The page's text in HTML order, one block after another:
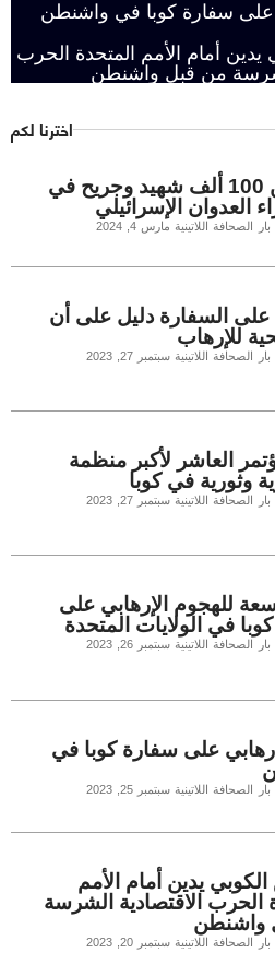
سفارة كوبا في واشنطن
يدين أمام الأمم المتحدة الحرب
من قبل واشنطن
اخترنا لكم
أكثر من 100 ألف شهيد وجريح في
العدوان الإسرائيلي
الصحافة اللاتينية مارس 4, 2024
على السفارة دليل على أن
للإرهاب
الصحافة اللاتينية سبتمبر 27, 2023
العاشر لأكبر منظمة
وثورية في كوبا
الصحافة اللاتينية سبتمبر 27, 2023
للهجوم الإرهابي على
في الولايات المتحدة
بار الصحافة اللاتينية سبتمبر 26, 2023
على سفارة كوبا في
الصحافة اللاتينية سبتمبر 25, 2023
الكوبي يدين أمام الأمم
الحرب الاقتصادية الشرسة
واشنطن
الصحافة اللاتينية سبتمبر 20, 2023